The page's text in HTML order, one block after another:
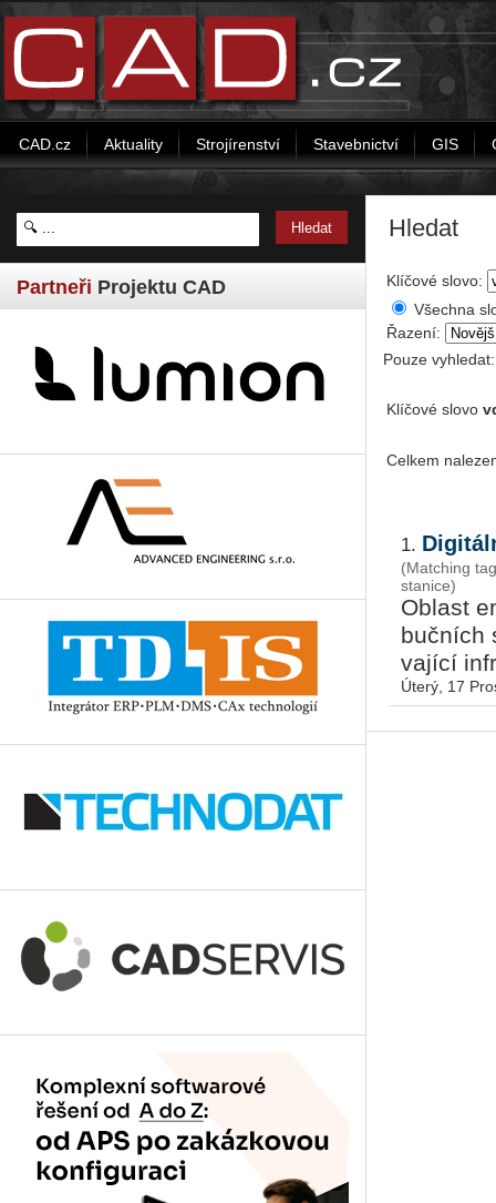
CAD.cz Aktuality Strojírenství Stavebnictví GIS
Partneři Projektu CAD
Hledat
Klíčové slovo:
Všechna
Řazení:
Pouze
Klíčové slovo
Celkem
1.
(Matching
stanice)
Ob­last
buč­ních
va­jí­cí
Úterý, 17